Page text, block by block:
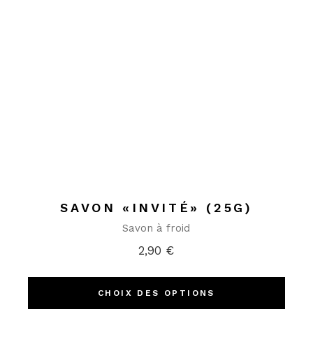
SAVON «INVITÉ» (25G)
Savon à froid
2,90 €
CHOIX DES OPTIONS